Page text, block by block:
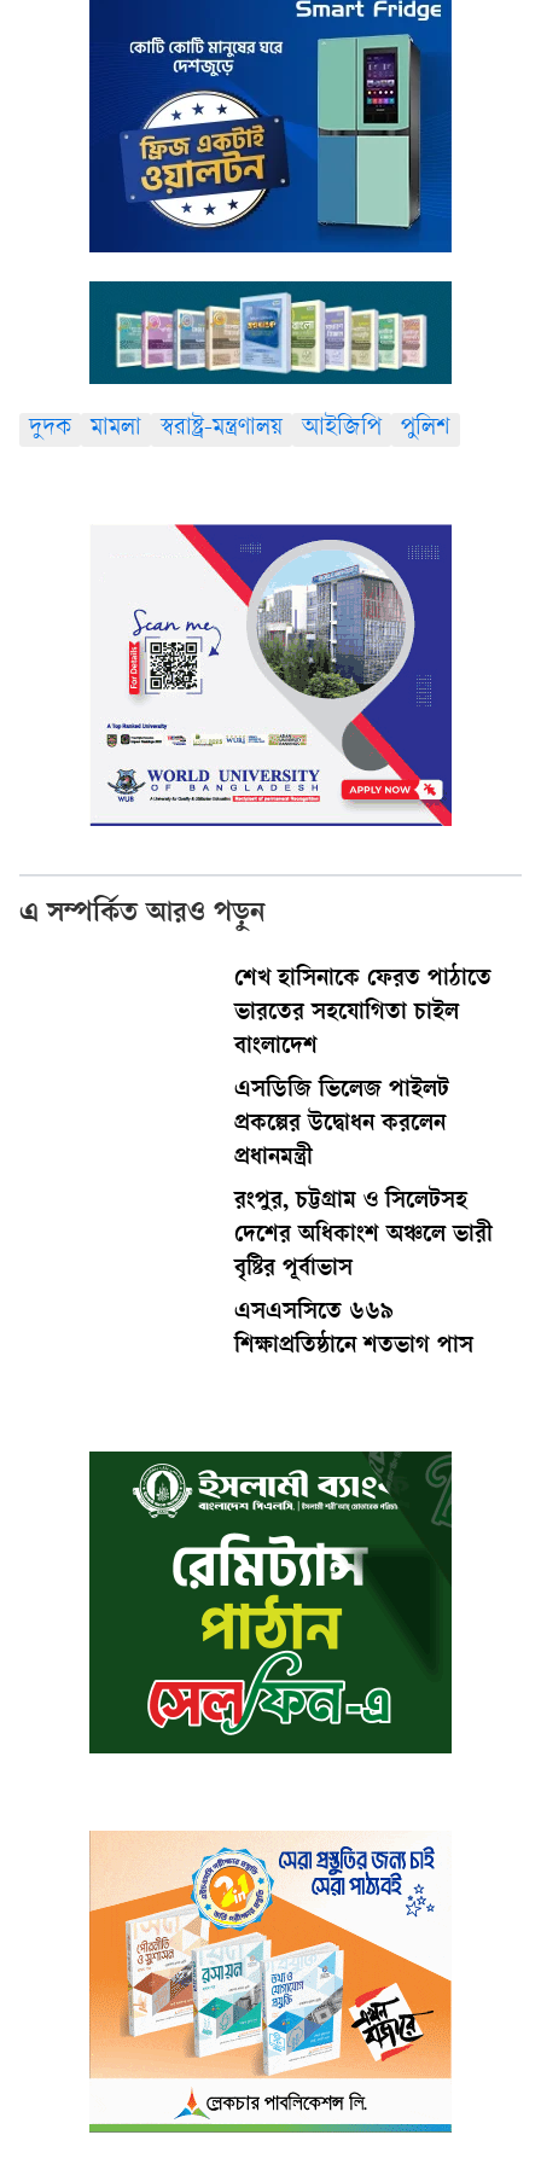
দুদক মামলা স্বরাষ্ট্র-মন্ত্রণালয় আইজিপি পুলিশ
এ সম্পর্কিত আরও পড়ুন
শেখ হাসিনাকে ফেরত পাঠাতে
ভারতের সহযোগিতা চাইল
বাংলাদেশ
এসডিজি ভিলেজ পাইলট
প্রকল্পের উদ্বোধন করলেন
প্রধানমন্ত্রী
রংপুর, চট্টগ্রাম ও সিলেটসহ
দেশের অধিকাংশ অঞ্চলে ভারী
বৃষ্টির পূর্বাভাস
এসএসসিতে ৬৬৯
শিক্ষাপ্রতিষ্ঠানে শতভাগ পাস